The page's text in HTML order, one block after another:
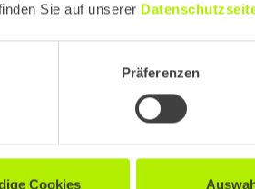
Sie auf unserer
Präferenzen
Cookies